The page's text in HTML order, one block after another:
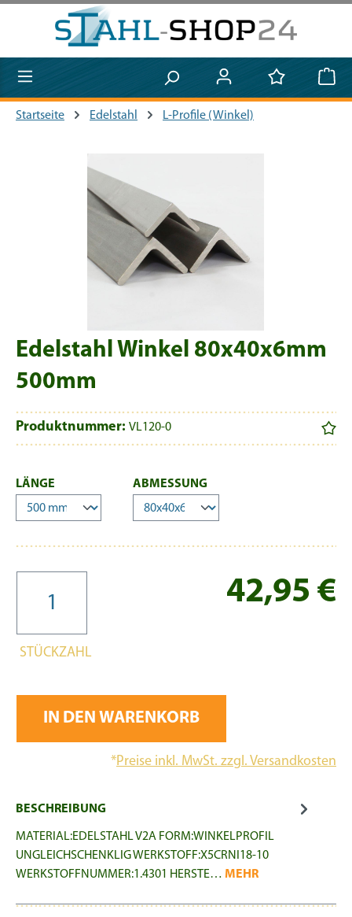
Zum Hauptinhalt springen
Startseite Edelstahl L-Profile (Winkel)
Bildergalerie überspringen
Edelstahl Winkel 80x40x6mm
500mm
Produktnummer: VL120-0
LÄNGE ABMESSUNG
42,95 €
STÜCKZAHL
IN DEN WARENKORB
*Preise inkl. MwSt. zzgl. Versandkosten
BESCHREIBUNG
MATERIAL:EDELSTAHL V2A FORM:WINKELPROFIL
UNGLEICHSCHENKLIG WERKSTOFF:X5CRNI18-10
WERKSTOFFNUMMER:1.4301 HERSTE… MEHR